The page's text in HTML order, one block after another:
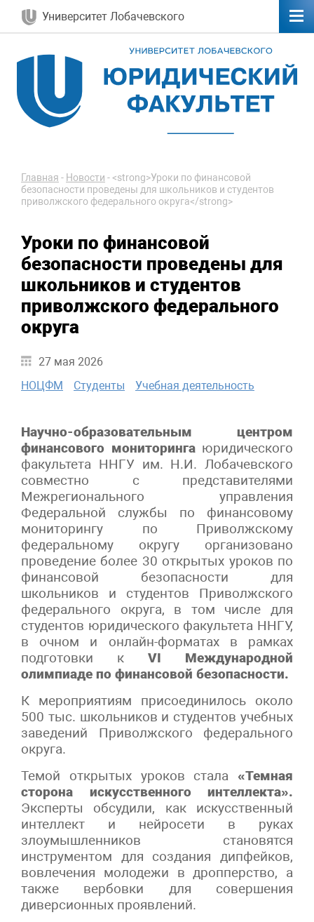
Университет Лобачевского
Главная - Новости -<strong>Уроки по финансовой
безопасности проведены для школьников и студентов
приволжского федерального округа</strong>
Уроки по финансовой
безопасности проведены для
школьников и студентов
приволжского федерального
округа
27 мая 2026
НОЦФМ
Студенты Учебная деятельность
Научно-образовательным центром
финансового мониторингаюридического
факультета ННГУ им. Н.И. Лобачевского
совместно с представителями
Межрегионального управления
Федеральной службы по финансовому
мониторингу по Приволжскому
федеральному округу организовано
проведение более 30 открытых уроков по
финансовой безопасности для
школьников и студентов Приволжского
федерального округа, в том числе для
студентов юридического факультета ННГУ,
в очном и онлайн-форматах в рамках
подготовки к VI Международной
олимпиаде по финансовой безопасности.
К мероприятиям присоединилось около
500 тыс. школьников и студентов учебных
заведений Приволжского федерального
округа.
Темой открытых уроков стала «Темная
сторона искусственного интеллекта».
Эксперты обсудили, как искусственный
интеллект и нейросети в руках
злоумышленников становятся
инструментом для создания дипфейков,
вовлечения молодежи в дропперство, а
также вербовки для совершения
диверсионных проявлений.